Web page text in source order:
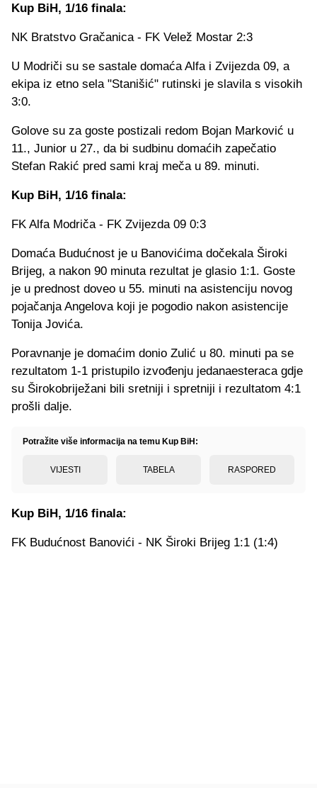
Kup BiH, 1/16 finala:
NK Bratstvo Gračanica - FK Velež Mostar 2:3
U Modriči su se sastale domaća Alfa i Zvijezda 09, a
ekipa iz etno sela "Stanišić" rutinski je slavila s visokih
3:0.
Golove su za goste postizali redom Bojan Marković u
11., Junior u 27., da bi sudbinu domaćih zapečatio
Stefan Rakić pred sami kraj meča u 89. minuti.
Kup BiH, 1/16 finala:
FK Alfa Modriča - FK Zvijezda 09 0:3
Domaća Budućnost je u Banovićima dočekala Široki
Brijeg, a nakon 90 minuta rezultat je glasio 1:1. Goste
je u prednost doveo u 55. minuti na asistenciju novog
pojačanja Angelova koji je pogodio nakon asistencije
Tonija Jovića.
Poravnanje je domaćim donio Zulić u 80. minuti pa se
rezultatom 1-1 pristupilo izvođenju jedanaesteraca gdje
su Širokobriježani bili sretniji i spretniji i rezultatom 4:1
prošli dalje.
Potražite više informacija na temu Kup BiH:
VIJESTI TABELA RASPORED
Kup BiH, 1/16 finala:
FK Budućnost Banovići - NK Široki Brijeg 1:1 (1:4)